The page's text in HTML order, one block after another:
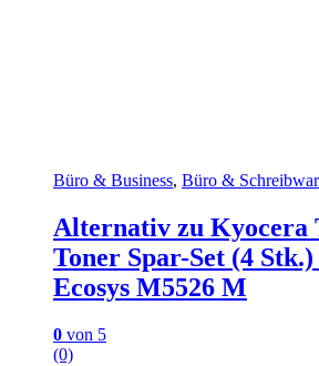
Büro & Business, Büro &
Alternativ zu Kyocera
Toner Spar-Set (4 Stk.)
Ecosys M5526 M
0 von 5
(0)